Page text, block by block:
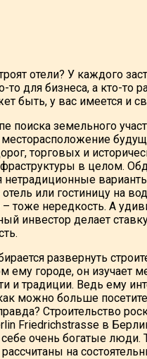
отели? У каждого
то для бизнеса, а кто-то
быть, у вас имеется и
поиска земельного
торговых и
в целом.
нетрадиционные
или гостиницу на
тоже нередкость. А
инвестор делает
развернуть
ему городе, он изучает
и традиции. Ведь ему
можно больше
Строительство
Friedrichstrasse в
очень богатые люди.
на